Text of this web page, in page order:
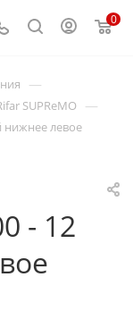
0
—
SUPReMO —
нижнее левое
- 12